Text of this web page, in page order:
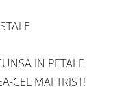
IN PETALE
CEL MAI TRIST!